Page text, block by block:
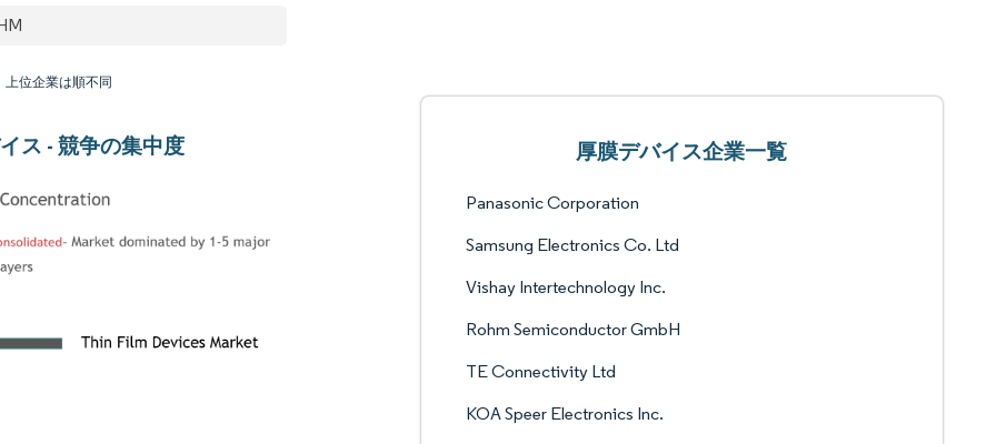
上位企業は順不同
ス - 競争の集中度 厚膜デバイス企業一覧
Panasonic Corporation
Samsung Electronics Co. Ltd
Vishay Intertechnology Inc.
Rohm Semiconductor GmbH
TE Connectivity Ltd
KOA Speer Electronics Inc.